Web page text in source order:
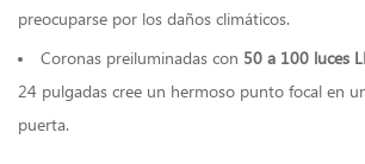
preocuparse por los daños climáticos.
Coronas preiluminadas con 50 a 100 luces
24 pulgadas cree un hermoso punto focal en
puerta.